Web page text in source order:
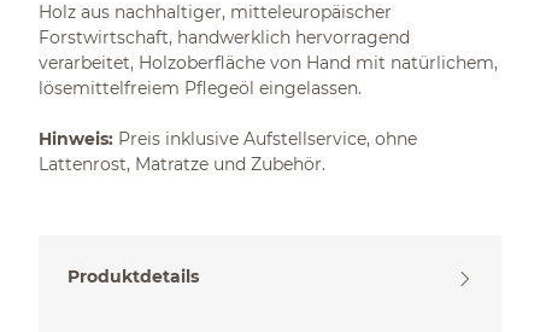
Holz aus nachhaltiger, mitteleuropäischer
Forstwirtschaft, handwerklich hervorragend
verarbeitet, Holzoberfläche von Hand mit natürlichem,
lösemittelfreiem Pflegeöl eingelassen.
Hinweis: Preis inklusive Aufstellservice, ohne
Lattenrost, Matratze und Zubehör.
Produktdetails